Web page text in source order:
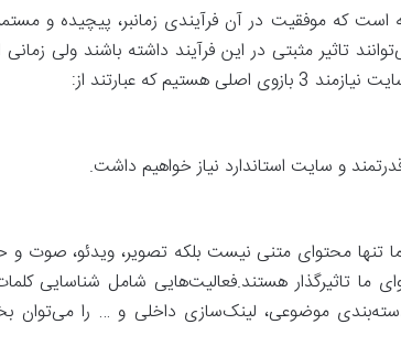
که موفقیت در آن فرآیندی زمانبر، پیچیده و
تاثیر مثبتی در این فرآیند داشته باشند ولی
که عبارتند از:
و سایت استاندارد نیاز خواهیم داشت.
تنها محتوای متنی نیست بلکه تصویر، ویدئو، صوت و
تاثیرگذار هستند.فعالیت‌هایی شامل شناسایی کلمات
موضوعی، لینک‌سازی داخلی و … را می‌توان